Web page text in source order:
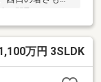
万円 3SLDK